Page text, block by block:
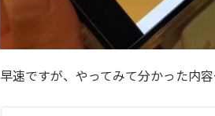
早速ですが、やってみて分かった内